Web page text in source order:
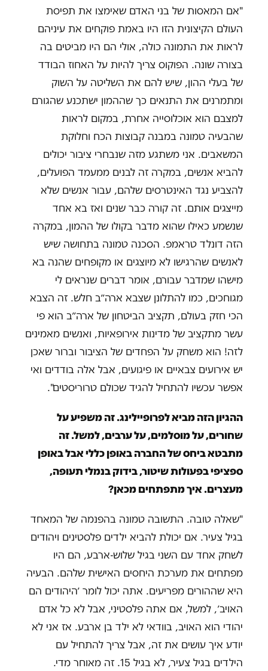
"אם המאסות של בני האדם שאימצו את תפיסת
העולם הקיצונית הזו היו באמת פוקחים את עיניהם
לראות את התמונה כולה, אולי הם היו מביטים בה
בצורה שונה. הפוקוס צריך להיות על האחוז הבודד
של בעלי ההון, שיש להם את השליטה על השוק
ומתמרנים את התנאים כך שההמון ישתכנע שהגורם
למצבם הוא אוכלוסייה אחרת, במקום לראות
שהבעיה טמונה במבנה קבוצות הכח וחלוקת
המשאבים. אני משתגע מזה שנבחרי ציבור יכולים
להביא אנשים, במקרה זה לבנים ממעמד הפועלים,
להצביע נגד האינטרסים שלהם, עבור אנשים שלא
מייצגים אותם. זה קורה כבר שנים ואז בא אחד
שנשמע כאילו שהוא מדבר בקולו של ההמון, במקרה
הזה דונלד טראמפ. הסכנה טמונה בתחושה שיש
לאנשים שהרגישו לא מיוצגים או מקופחים שהנה בא
מישהו שמדבר עבורם, אומר דברים שנראים לי
מגוחכים, כמו להתלונן שצבא ארה״ב חלש. זה הצבא
הכי חזק בעולם, תקציב הביטחון של ארה״ב הוא פי
עשר מתקציב של מדינות אירופאיות, ואנשים מאמינים
לזה! הוא משחק על הפחדים של הציבור וברור שאכן
יש אירועים צבאיים או פיגועים, אבל אלה בודדים ואי
אפשר עכשיו להתחיל להגיד שכולם טרוריסטים".
ההגיון הזה מביא לפרופיילינג. זה משפיע על
שחורים, על מוסלמים, על ערבים, למשל. זה
מתבטא ביחס של החברה באופן כללי אבל באופן
ספציפי בפעולות שיטור, בידוק בנמלי תעופה,
מעצרים. איך מתפתחים מכאן?
"שאלה טובה. התשובה טמונה בהפנמה של המאחד
בגיל צעיר. אם יכולת להביא ילדים פלסטינים ויהודים
לשחק אחד עם השני בגיל שלוש-ארבע, הם היו
מפתחים את מערכת היחסים האישית שלהם. הבעיה
היא שההורים מפריעים. אתה יכול לומר ׳היהודים הם
האויב׳, למשל, אם אתה פלסטיני, אבל לא כל אדם
יהודי הוא האויב, בוודאי לא ילד בן ארבע. אז אני לא
יודע איך עושים את זה, אבל צריך להתחיל עם
הילדים בגיל צעיר, לא בגיל 15. זה מאוחר מדי.